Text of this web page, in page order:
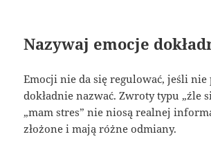
Nazywaj emocje
Emocji nie da się regulować, jeśli
dokładnie nazwać. Zwroty typu „źle
„mam stres” nie niosą realnej
złożone i mają różne odmiany.